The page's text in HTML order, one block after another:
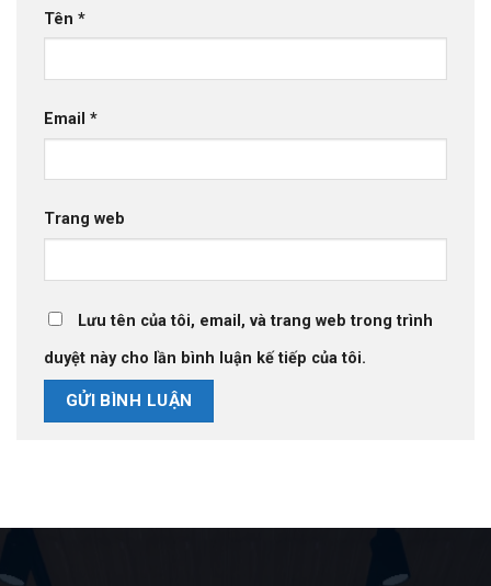
Tên *
Email *
Trang web
Lưu tên của tôi, email, và trang web trong trình
duyệt này cho lần bình luận kế tiếp của tôi.